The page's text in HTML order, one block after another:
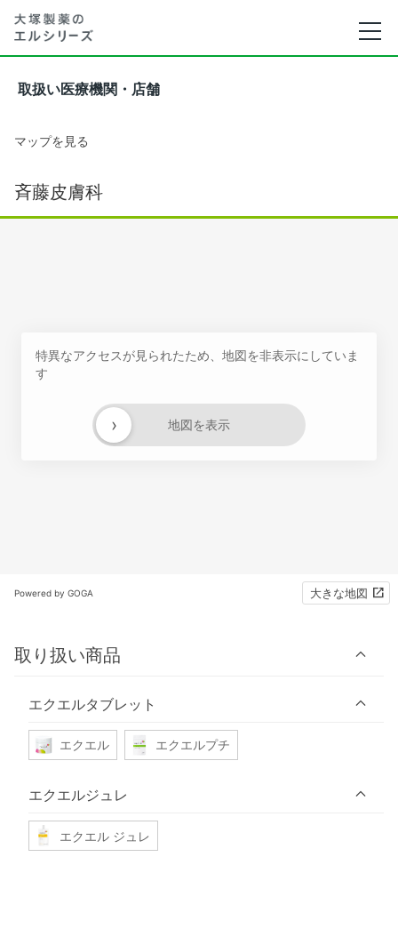
取扱い医療機関・店舗
マップを見る
斉藤皮膚科
特異なアクセスが見られたため、地図を非表示にしていま
す
地図を表示
›
Powered by GOGA 大きな地図
取り扱い商品
エクエルタブレット
エクエル エクエルプチ
エクエルジュレ
エクエル ジュレ